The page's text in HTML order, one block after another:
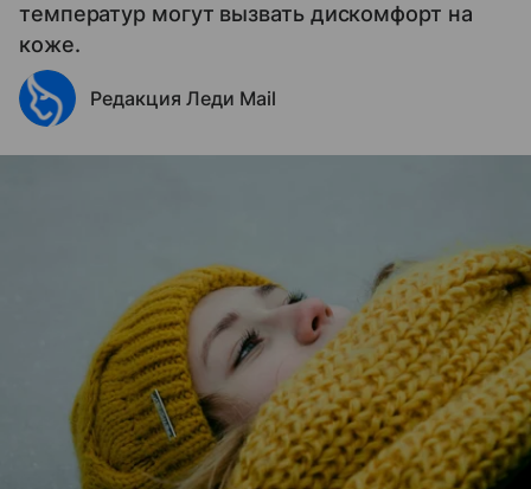
температур могут вызвать дискомфорт на
коже.
Редакция Леди Mail